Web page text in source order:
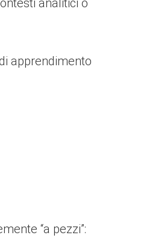
analitici o
apprendimento
“a pezzi”: